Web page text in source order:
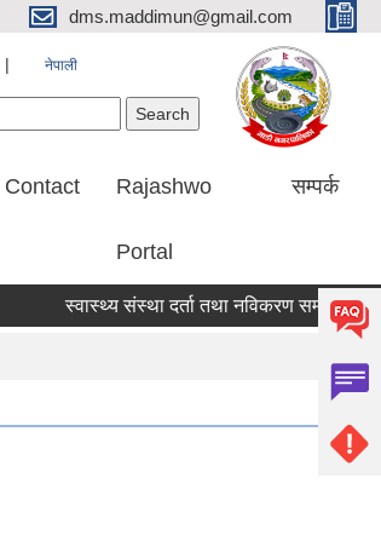
dms.maddimun@gmail.com
नेपाली
Contact Rajashwo
Portal
सम्पर्क
स्वास्थ्य संस्था दर्ता तथा नविकरण सम्बन्धी सूचना